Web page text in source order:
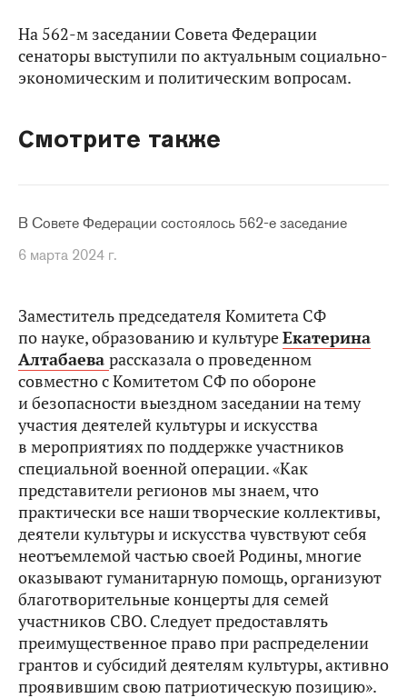
На 562-м заседании Совета Федерации
сенаторы выступили по актуальным социально-
экономическим и политическим вопросам.
Смотрите также
В Совете Федерации состоялось 562-е заседание
6 марта 2024 г.
Заместитель председателя Комитета СФ
по науке, образованию и культуреЕкатерина
Алтабаева рассказала о проведенном
совместно с Комитетом СФ по обороне
и безопасности выездном заседании на тему
участия деятелей культуры и искусства
в мероприятиях по поддержке участников
специальной военной операции. «Как
представители регионов мы знаем, что
практически все наши творческие коллективы,
деятели культуры и искусства чувствуют себя
неотъемлемой частью своей Родины, многие
оказывают гуманитарную помощь, организуют
благотворительные концерты для семей
участников СВО. Следует предоставлять
преимущественное право при распределении
грантов и субсидий деятелям культуры, активно
проявившим свою патриотическую позицию».